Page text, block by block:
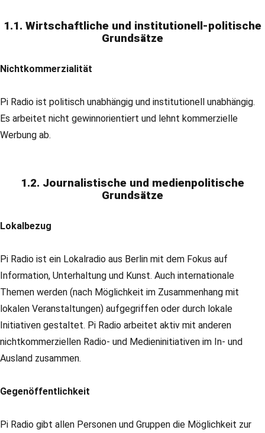
1.1. Wirtschaftliche und institutionell-politische
Grundsätze
Nichtkommerzialität
Pi Radio ist politisch unabhängig und institutionell unabhängig.
Es arbeitet nicht gewinnorientiert und lehnt kommerzielle
Werbung ab.
1.2. Journalistische und medienpolitische
Grundsätze
Lokalbezug
Pi Radio ist ein Lokalradio aus Berlin mit dem Fokus auf
Information, Unterhaltung und Kunst. Auch internationale
Themen werden (nach Möglichkeit im Zusammenhang mit
lokalen Veranstaltungen) aufgegriffen oder durch lokale
Initiativen gestaltet. Pi Radio arbeitet aktiv mit anderen
nichtkommerziellen Radio- und Medieninitiativen im In- und
Ausland zusammen.
Gegenöffentlichkeit
Pi Radio gibt allen Personen und Gruppen die Möglichkeit zur